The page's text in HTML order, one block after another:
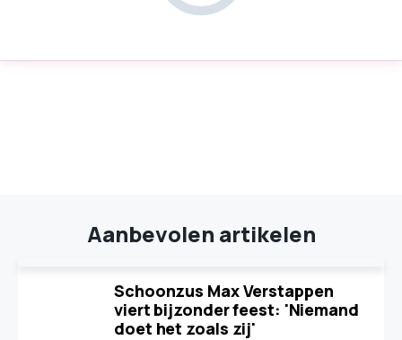
Aanbevolen artikelen
Schoonzus Max Verstappen
viert bijzonder feest: 'Niemand
doet het zoals zij'